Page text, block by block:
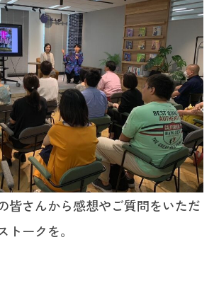
皆さんから感想やご質問をいただ
トークを。